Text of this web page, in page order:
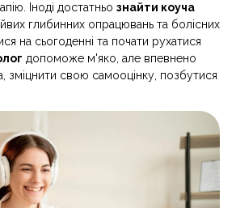
Іноді достатньо знайти коуча
глибинних опрацювань та болісних
на сьогоденні та почати рухатися
допоможе м'яко, але впевнено
зміцнити свою самооцінку, позбутися